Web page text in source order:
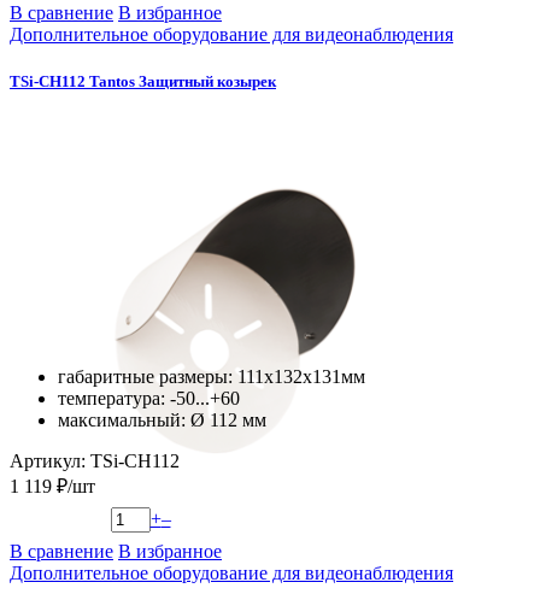
В сравнение В избранное
Дополнительное оборудование для видеонаблюдения
TSi-CH112 Tantos Защитный козырек
габаритные размеры: 111х132х131мм
температура: -50...+60
мaксимальный: Ø 112 мм
Артикул: TSi-CH112
1 119 ₽/шт
+–
В сравнение В избранное
Дополнительное оборудование для видеонаблюдения